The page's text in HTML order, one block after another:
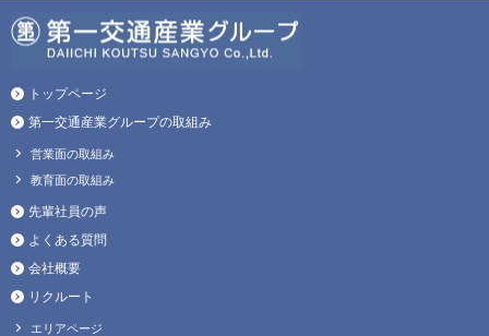
トップページ
第一交通産業グループの取組み
営業面の取組み
教育面の取組み
先輩社員の声
よくある質問
会社概要
リクルート
エリアページ